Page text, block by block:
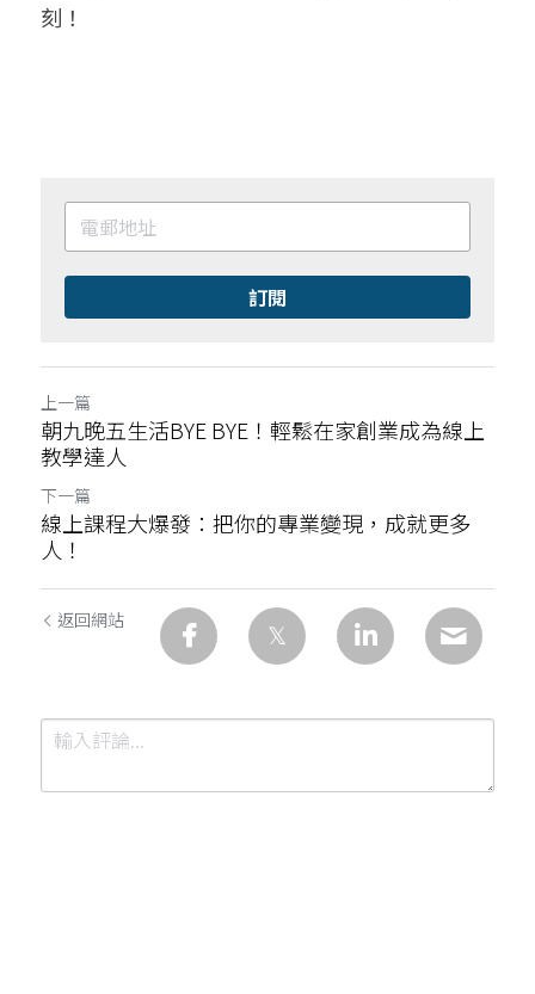
刻！
訂閱
上一篇
朝九晚五生活BYE BYE！輕鬆在家創業成為線上
教學達人
下一篇
線上課程大爆發：把你的專業變現，成就更多
人！
返回網站